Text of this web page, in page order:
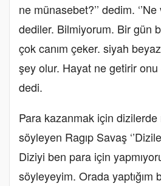
ne münasebet?’’ dedim. ‘’Ne
dediler. Bilmiyorum. Bir gün
çok canım çeker. siyah
şey olur. Hayat ne getirir onu
dedi.
Para kazanmak için dizilerde
söyleyen Ragıp Savaş
Diziyi ben para için
söyleyeyim. Orada yaptığım